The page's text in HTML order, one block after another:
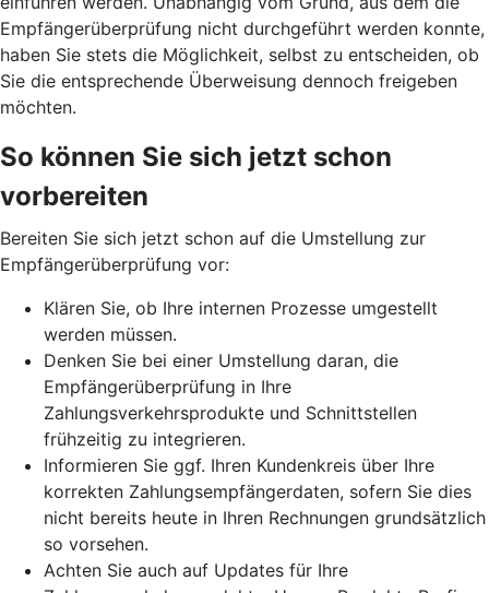
Empfängerüberprüfung nicht durchgeführt werden konnte,
haben Sie stets die Möglichkeit, selbst zu entscheiden, ob
Sie die entsprechende Überweisung dennoch freigeben
möchten.
So können Sie sich jetzt schon
vorbereiten
Bereiten Sie sich jetzt schon auf die Umstellung zur
Empfängerüberprüfung vor:
Klären Sie, ob Ihre internen Prozesse umgestellt
werden müssen.
Denken Sie bei einer Umstellung daran, die
Empfängerüberprüfung in Ihre
Zahlungsverkehrsprodukte und Schnittstellen
frühzeitig zu integrieren.
Informieren Sie ggf. Ihren Kundenkreis über Ihre
korrekten Zahlungsempfängerdaten, sofern Sie dies
nicht bereits heute in Ihren Rechnungen grundsätzlich
so vorsehen.
Achten Sie auch auf Updates für Ihre